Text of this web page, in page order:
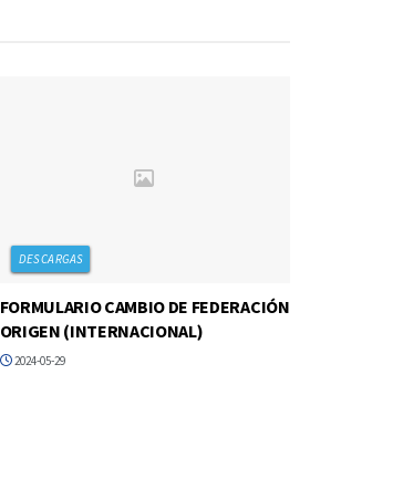
DESCARGAS
FORMULARIO CAMBIO DE FEDERACIÓN
ORIGEN (INTERNACIONAL)
2024-05-29